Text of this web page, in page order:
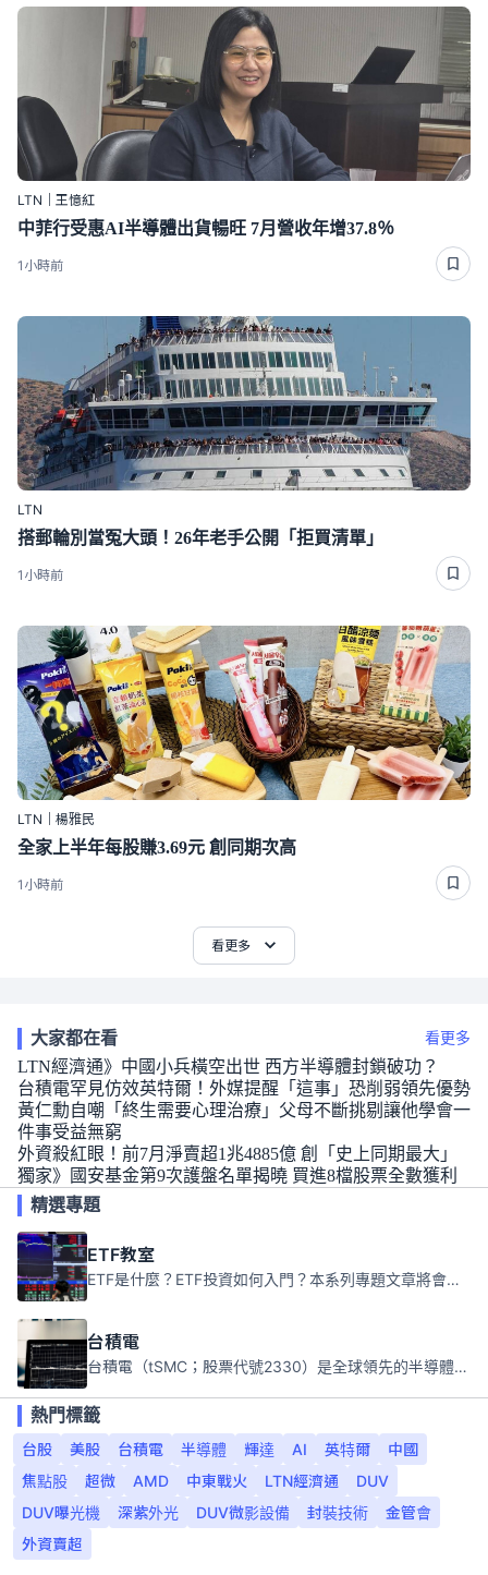
LTN｜王憶紅
中菲行受惠AI半導體出貨暢旺 7月營收年增37.8％
1小時前
LTN
搭郵輪別當冤大頭！26年老手公開「拒買清單」
1小時前
LTN｜楊雅民
全家上半年每股賺3.69元 創同期次高
1小時前
看更多
大家都在看 看更多
LTN經濟通》中國小兵橫空出世 西方半導體封鎖破功？
台積電罕見仿效英特爾！外媒提醒「這事」恐削弱領先優勢
黃仁勳自嘲「終生需要心理治療」父母不斷挑剔讓他學會一
件事受益無窮
外資殺紅眼！前7月淨賣超1兆4885億 創「史上同期最大」
獨家》國安基金第9次護盤名單揭曉 買進8檔股票全數獲利
精選專題
ETF教室
ETF是什麼？ETF投資如何入門？本系列專題文章將會告訴你新手必須知道的ETF基礎知識。
台積電
台積電（tSMC；股票代號2330）是全球領先的半導體代工公司，成立於1987年，總部位於台灣新竹。且已於美國、日本、德國及中國設廠，台積電是全球首家專業積體電路製造服務公司，也是全球最先進和最大規模的半導體代工廠。
熱門標籤
台股
美股 台積電 半導體 輝達 AI 英特爾
中國
焦點股
超微 AMD 中東戰火 LTN經濟通
DUV
DUV曝光機
深紫外光 DUV微影設備 封裝技術
金管會
外資賣超